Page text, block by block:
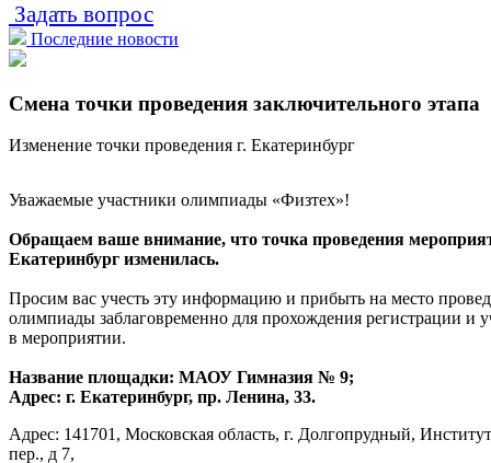
Задать вопрос
Последние новости
Смена точки проведения заключительного этапа
Изменение точки проведения г. Екатеринбург
Уважаемые участники олимпиады «Физтех»!
Обращаем ваше внимание, что точка проведения
Екатеринбург изменилась.
Просим вас учесть эту информацию и прибыть на место
олимпиады заблаговременно для прохождения регистрации и
в мероприятии.
Название площадки: МАОУ Гимназия № 9;
Адрес: г. Екатеринбург, пр. Ленина, 33.
Адрес: 141701, Московская область, г. Долгопрудный,
пер., д 7,